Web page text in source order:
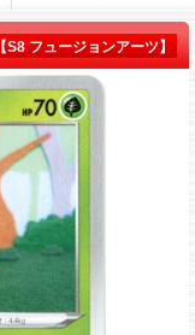
【S8 フュージョンアーツ】